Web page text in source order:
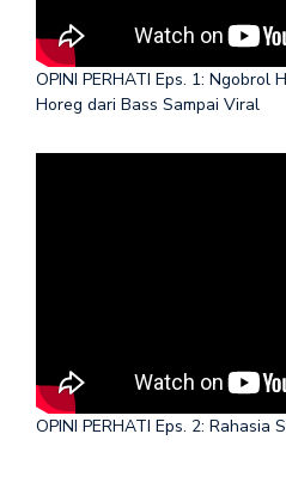
OPINI PERHATI Eps. 1: Ngobrol
Horeg dari Bass Sampai Viral
OPINI PERHATI Eps. 2: Rahasia